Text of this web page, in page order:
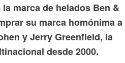
marca de helados Ben &
su marca homónima a
y Jerry Greenfield, la
desde 2000.